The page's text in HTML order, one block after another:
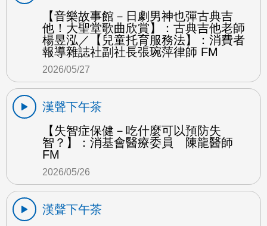
【音樂故事館－日劇男神也彈古典吉
他！大聖堂歌曲欣賞】：古典吉他老師
楊昱泓／【兒童托育服務法】：消費者
報導雜誌社副社長張琬萍律師 FM
2026/05/27
漢聲下午茶
【失智症保健－吃什麼可以預防失
智？】：消基會醫療委員 陳龍醫師
FM
2026/05/26
漢聲下午茶